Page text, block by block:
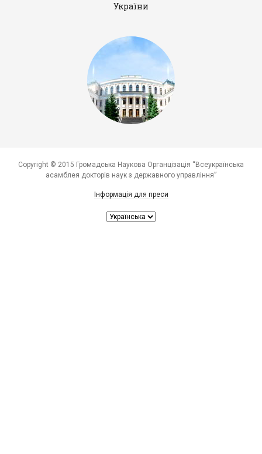
України
Copyright © 2015 Громадська Наукова Органцізація “Всеукраїнська
асамблея докторів наук з державного управління”
Інформація для преси